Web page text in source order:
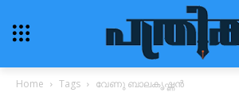
Home Tags വേണു ബാലകൃഷ്ണൻ